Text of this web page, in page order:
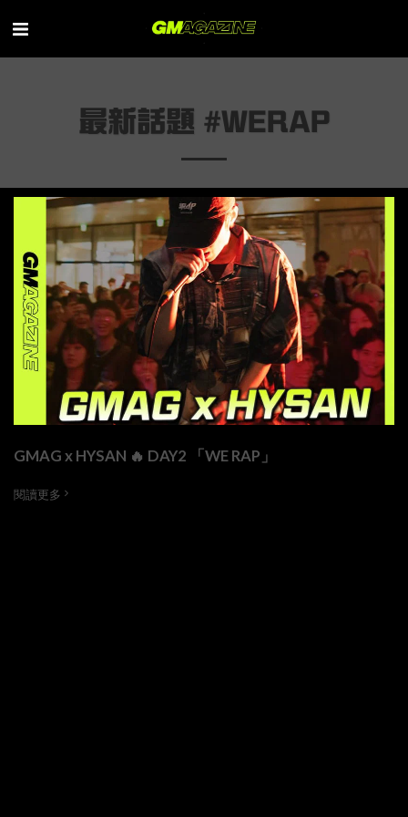
最新話題 #WERAP
GMAG x HYSAN 🔥 DAY2 「WE RAP」
閱讀更多